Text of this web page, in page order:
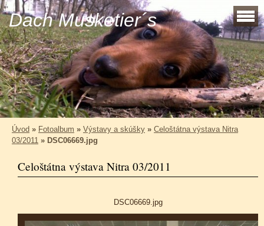
Dach Musketier´s
Úvod » Fotoalbum » Výstavy a skúšky » Celoštátna výstava Nitra
03/2011 » DSC06669.jpg
Celoštátna výstava Nitra 03/2011
DSC06669.jpg